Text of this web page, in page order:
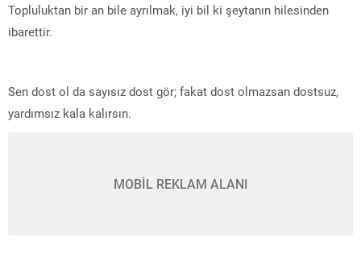
Topluluktan bir an bile ayrılmak, iyi bil ki şeytanın hilesinden
ibarettir.
Sen dost ol da sayısız dost gör; fakat dost olmazsan dostsuz,
yardımsız kala kalırsın.
MOBİL REKLAM ALANI